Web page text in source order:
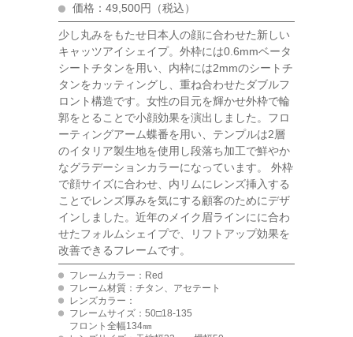
価格：49,500円（税込）
少し丸みをもたせ日本人の顔に合わせた新しい
キャッツアイシェイプ。外枠には0.6mmベータ
シートチタンを用い、内枠には2mmのシートチ
タンをカッティングし、重ね合わせたダブルフ
ロント構造です。女性の目元を輝かせ外枠で輪
郭をとることで小顔効果を演出しました。フロ
ーティングアーム蝶番を用い、テンプルは2層
のイタリア製生地を使用し段落ち加工で鮮やか
なグラデーションカラーになっています。 外枠
で顔サイズに合わせ、内リムにレンズ挿入する
ことでレンズ厚みを気にする顧客のためにデザ
インしました。近年のメイク眉ラインにに合わ
せたフォルムシェイプで、リフトアップ効果を
改善できるフレームです。
フレームカラー：Red
フレーム材質：チタン、アセテート
レンズカラー：
フレームサイズ：50□18-135
フロント全幅134㎜